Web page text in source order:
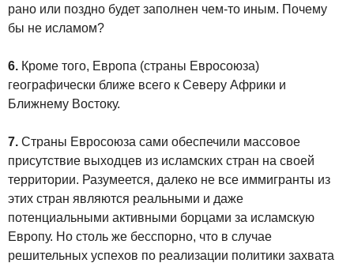
рано или поздно будет заполнен чем-то иным. Почему
бы не исламом?
6. Кроме того, Европа (страны Евросоюза)
географически ближе всего к Северу Африки и
Ближнему Востоку.
7. Страны Евросоюза сами обеспечили массовое
присутствие выходцев из исламских стран на своей
территории. Разумеется, далеко не все иммигранты из
этих стран являются реальными и даже
потенциальными активными борцами за исламскую
Европу. Но столь же бесспорно, что в случае
решительных успехов по реализации политики захвата